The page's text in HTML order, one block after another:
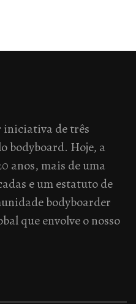
iniciativa de três
bodyboard. Hoje, a
anos, mais de uma
e um estatuto de
bodyboarder
que envolve o nosso